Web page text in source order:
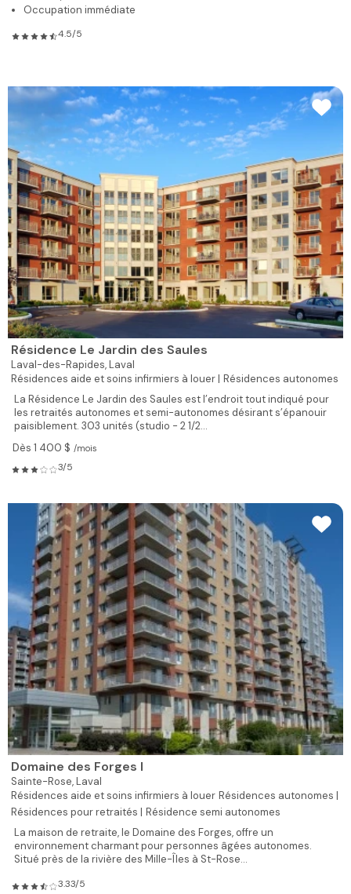
Occupation immédiate
4.5/5
Résidence Le Jardin des Saules
Laval-des-Rapides,Laval
Résidences aide et soins infirmiers à louer | Résidences autonomes
La Résidence Le Jardin des Saules est l’endroit tout indiqué pour
les retraités autonomes et semi-autonomes désirant s’épanouir
paisiblement. 303 unités (studio - 2 1/2...
Dès 1 400 $ /mois
3/5
Domaine des Forges I
Sainte-Rose,Laval
Résidences aide et soins infirmiers à louer Résidences autonomes |
Résidences pour retraités | Résidence semi autonomes
La maison de retraite, le Domaine des Forges, offre un
environnement charmant pour personnes âgées autonomes.
Situé près de la rivière des Mille-Îles à St-Rose...
3.33/5